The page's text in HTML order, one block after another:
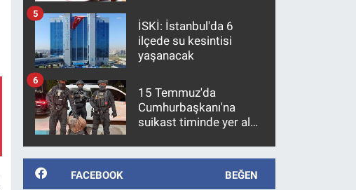
İSKİ: İstanbul'da 6
ilçede su kesintisi
yaşanacak
5
15 Temmuz'da
Cumhurbaşkanı'na
suikast timinde yer alan
10 yıl sonra yakalandı
6
FACEBOOK BEĞEN